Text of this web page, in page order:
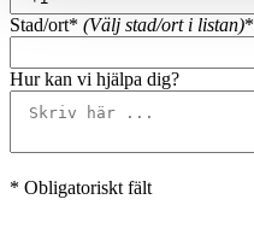
Stad/ort* (Välj stad/ort i listan)*
Hur kan vi hjälpa dig?
* Obligatoriskt fält